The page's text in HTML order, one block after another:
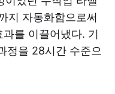
지 자동화함으로써
를 이끌어냈다. 기
정을 28시간 수준으